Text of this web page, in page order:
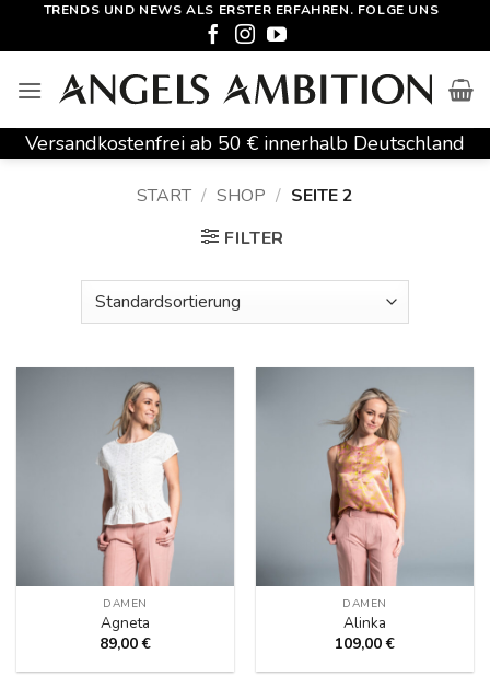
TRENDS UND NEWS ALS ERSTER ERFAHREN. FOLGE UNS
Versandkostenfrei ab 50 € innerhalb Deutschland
START / SHOP / SEITE 2
FILTER
DAMEN
Agneta
89,00€
DAMEN
Alinka
109,00€